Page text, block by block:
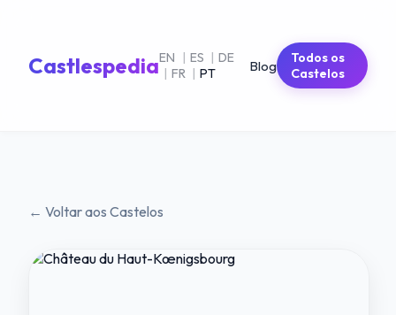
CastlespediaEN | ES | DE
| FR | PT Blog
Todos os
Castelos
← Voltar aos Castelos